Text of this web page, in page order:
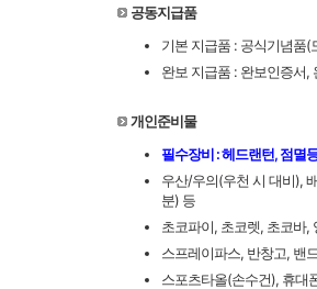
공동지급품
기본 지급품 : 공식기념품
완보 지급품 : 완보인증서,
개인준비물
필수장비 : 헤드랜턴, 점멸
우산/우의(우천 시 대비),
분) 등
초코파이, 초코렛, 초코바,
스프레이파스, 반창고, 밴
스포츠타올(손수건), 휴대